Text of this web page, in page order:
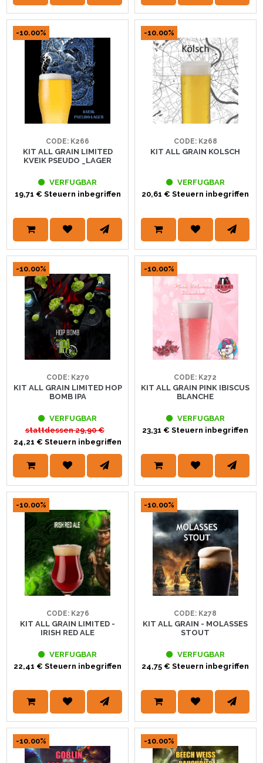
-10.00%
CODE: K266
KIT ALL GRAIN LIMITED
KVEIK PSEUDO _LAGER
VERFUGBAR
19,71 € Steuern inbegriffen
-10.00%
CODE: K268
KIT ALL GRAIN KOLSCH
VERFUGBAR
20,61 € Steuern inbegriffen
-10.00%
CODE: K270
KIT ALL GRAIN LIMITED HOP
BOMB IPA
VERFUGBAR
stattdessen29,90 €
24,21 € Steuern inbegriffen
-10.00%
CODE: K272
KIT ALL GRAIN PINK IBISCUS
BLANCHE
VERFUGBAR
23,31 € Steuern inbegriffen
-10.00%
CODE: K276
KIT ALL GRAIN LIMITED -
IRISH RED ALE
VERFUGBAR
22,41 € Steuern inbegriffen
-10.00%
CODE: K278
KIT ALL GRAIN - MOLASSES
STOUT
VERFUGBAR
24,75 € Steuern inbegriffen
-10.00% -10.00%